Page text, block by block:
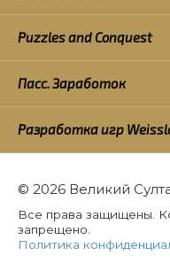
Puzzles and Conquest
Пасс. Заработок
Разработка игр
© 2026 Великий
Все права защищены.
запрещено.
Политика